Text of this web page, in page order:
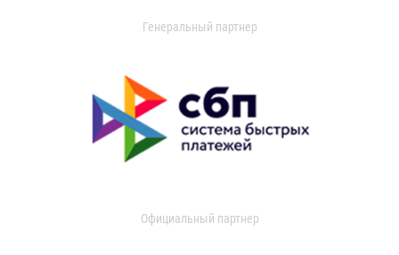
Генеральный партнер
Официальный партнер